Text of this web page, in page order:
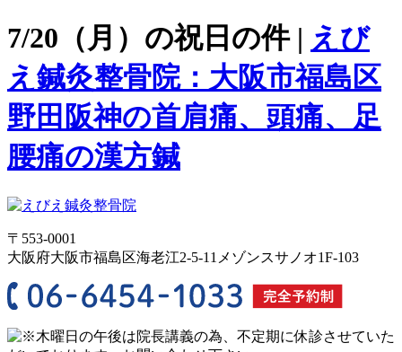
7/20（月）の祝日の件 | えび
え鍼灸整骨院：大阪市福島区
野田阪神の首肩痛、頭痛、足
腰痛の漢方鍼
〒553-0001
大阪府大阪市福島区海老江2-5-11メゾンスサノオ1F-103